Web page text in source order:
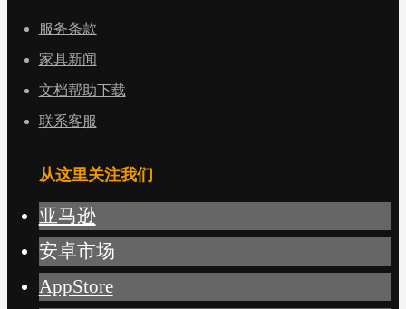
服务条款
家具新闻
文档帮助下载
联系客服
从这里关注我们
亚马逊
安卓市场
AppStore